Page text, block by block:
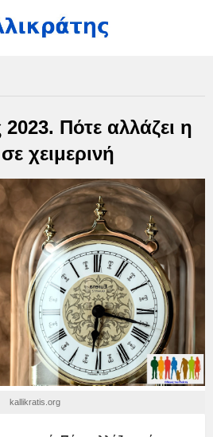
Πότε αλλάζει η
χειμερινή
kallikratis.org